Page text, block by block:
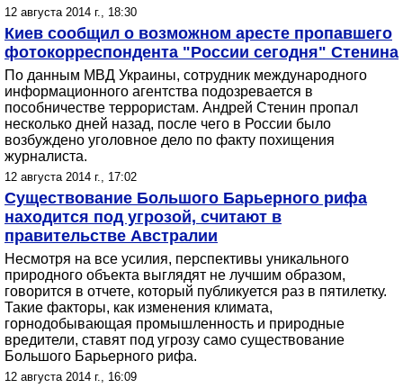
12 августа 2014 г., 18:30
Киев сообщил о возможном аресте пропавшего
фотокорреспондента "России сегодня" Стенина
По данным МВД Украины, сотрудник международного
информационного агентства подозревается в
пособничестве террористам. Андрей Стенин пропал
несколько дней назад, после чего в России было
возбуждено уголовное дело по факту похищения
журналиста.
12 августа 2014 г., 17:02
Существование Большого Барьерного рифа
находится под угрозой, считают в
правительстве Австралии
Несмотря на все усилия, перспективы уникального
природного объекта выглядят не лучшим образом,
говорится в отчете, который публикуется раз в пятилетку.
Такие факторы, как изменения климата,
горнодобывающая промышленность и природные
вредители, ставят под угрозу само существование
Большого Барьерного рифа.
12 августа 2014 г., 16:09